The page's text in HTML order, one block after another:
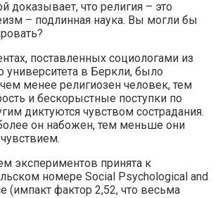
доказывает, что религия – это
– подлинная наука. Вы могли бы
поставленных социологами из
университета в Беркли, было
менее религиозен человек, тем
и бескорыстные поступки по
диктуются чувством сострадания.
он набожен, тем меньше они
экспериментов принята к
номере Social Psychological and
(импакт фактор 2,52, что весьма